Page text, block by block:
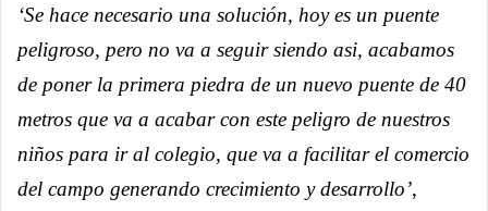
‘Se hace necesario una solución, hoy es un puente
peligroso, pero no va a seguir siendo asi, acabamos
de poner la primera piedra de un nuevo puente de 40
metros que va a acabar con este peligro de nuestros
niños para ir al colegio, que va a facilitar el comercio
del campo generando crecimiento y desarrollo’,